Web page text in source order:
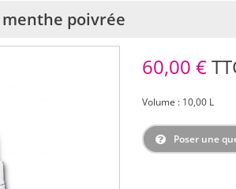
poivrée
60,00 €
Volume : 10,00 L
Poser une